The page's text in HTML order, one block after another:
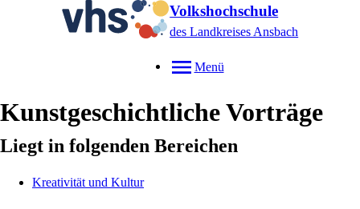
Volkshochschule
des Landkreises Ansbach
Menü
Kunstgeschichtliche Vorträge
Liegt in folgenden Bereichen
Kreativität und Kultur